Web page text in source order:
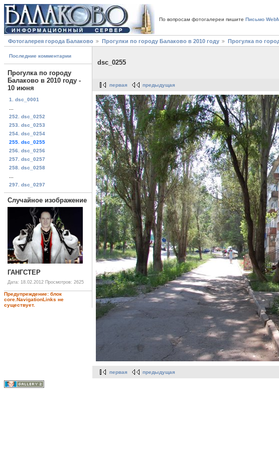
По вопросам фотогалереи пишите Письмо
Фотогалерея города Балаково Прогулки по городу Балаково в 2010 году Прогулка по
Последние комментарии
Прогулка по городу
Балаково в 2010 году -
10 июня
1. dsc_0001
252. dsc_0252
253. dsc_0253
254. dsc_0254
255. dsc_0255
256. dsc_0256
257. dsc_0257
258. dsc_0258
297. dsc_0297
Случайное изображение
ГАНГСТЕР
Дата: 18.02.2012 Просмотров: 2625
Предупреждение: блок
core.NavigationLinks не
существует.
dsc_0255
первая предыдущая
первая предыдущая